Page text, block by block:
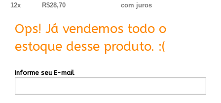
12x
R$28,70 com juros
Ops! Já vendemos todo o
estoque desse produto. :(
Informe seu E-mail